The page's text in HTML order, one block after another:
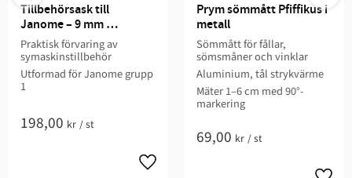
Tillbehörsask till
Janome – 9 mm
Pressarfotsgrupp 1
Praktisk förvaring av
symaskinstillbehör​
Utformad för Janome grupp
1​
198,00 kr /st
Prym sömmått Pfiffikus i
metall
Sömmått för fållar,
sömsmåner och vinklar
Aluminium, tål strykvärme
Mäter 1–6 cm med 90°-
markering
69,00 kr /st